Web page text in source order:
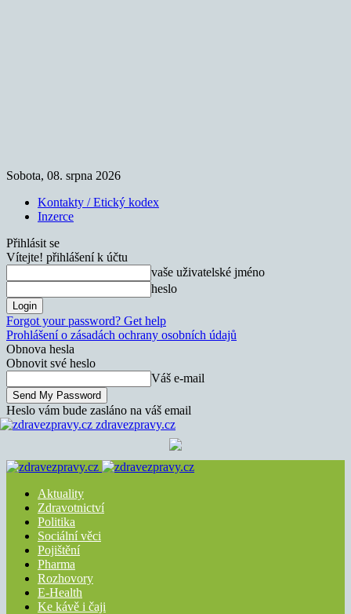
Sobota, 08. srpna 2026
Kontakty / Etický kodex
Inzerce
Přihlásit se
Vítejte! přihlášení k účtu
vaše uživatelské jméno
heslo
Forgot your password? Get help
Prohlášení o zásadách ochrany osobních údajů
Obnova hesla
Obnovit své heslo
Váš e-mail
Heslo vám bude zasláno na váš email
zdravezpravy.cz
Aktuality
Zdravotnictví
Politika
Sociální věci
Pojištění
Pharma
Rozhovory
E-Health
Ke kávě i čaji